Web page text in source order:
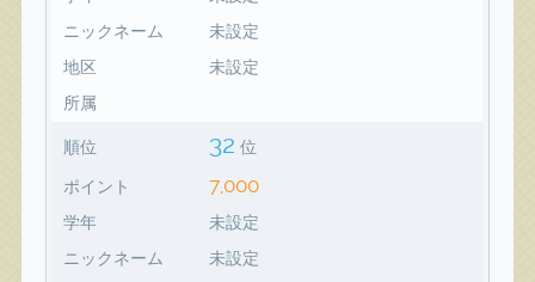
ニックネーム
未設定
地区
未設定
所属
順位 32 位
ポイント 7,000
学年
未設定
ニックネーム
未設定